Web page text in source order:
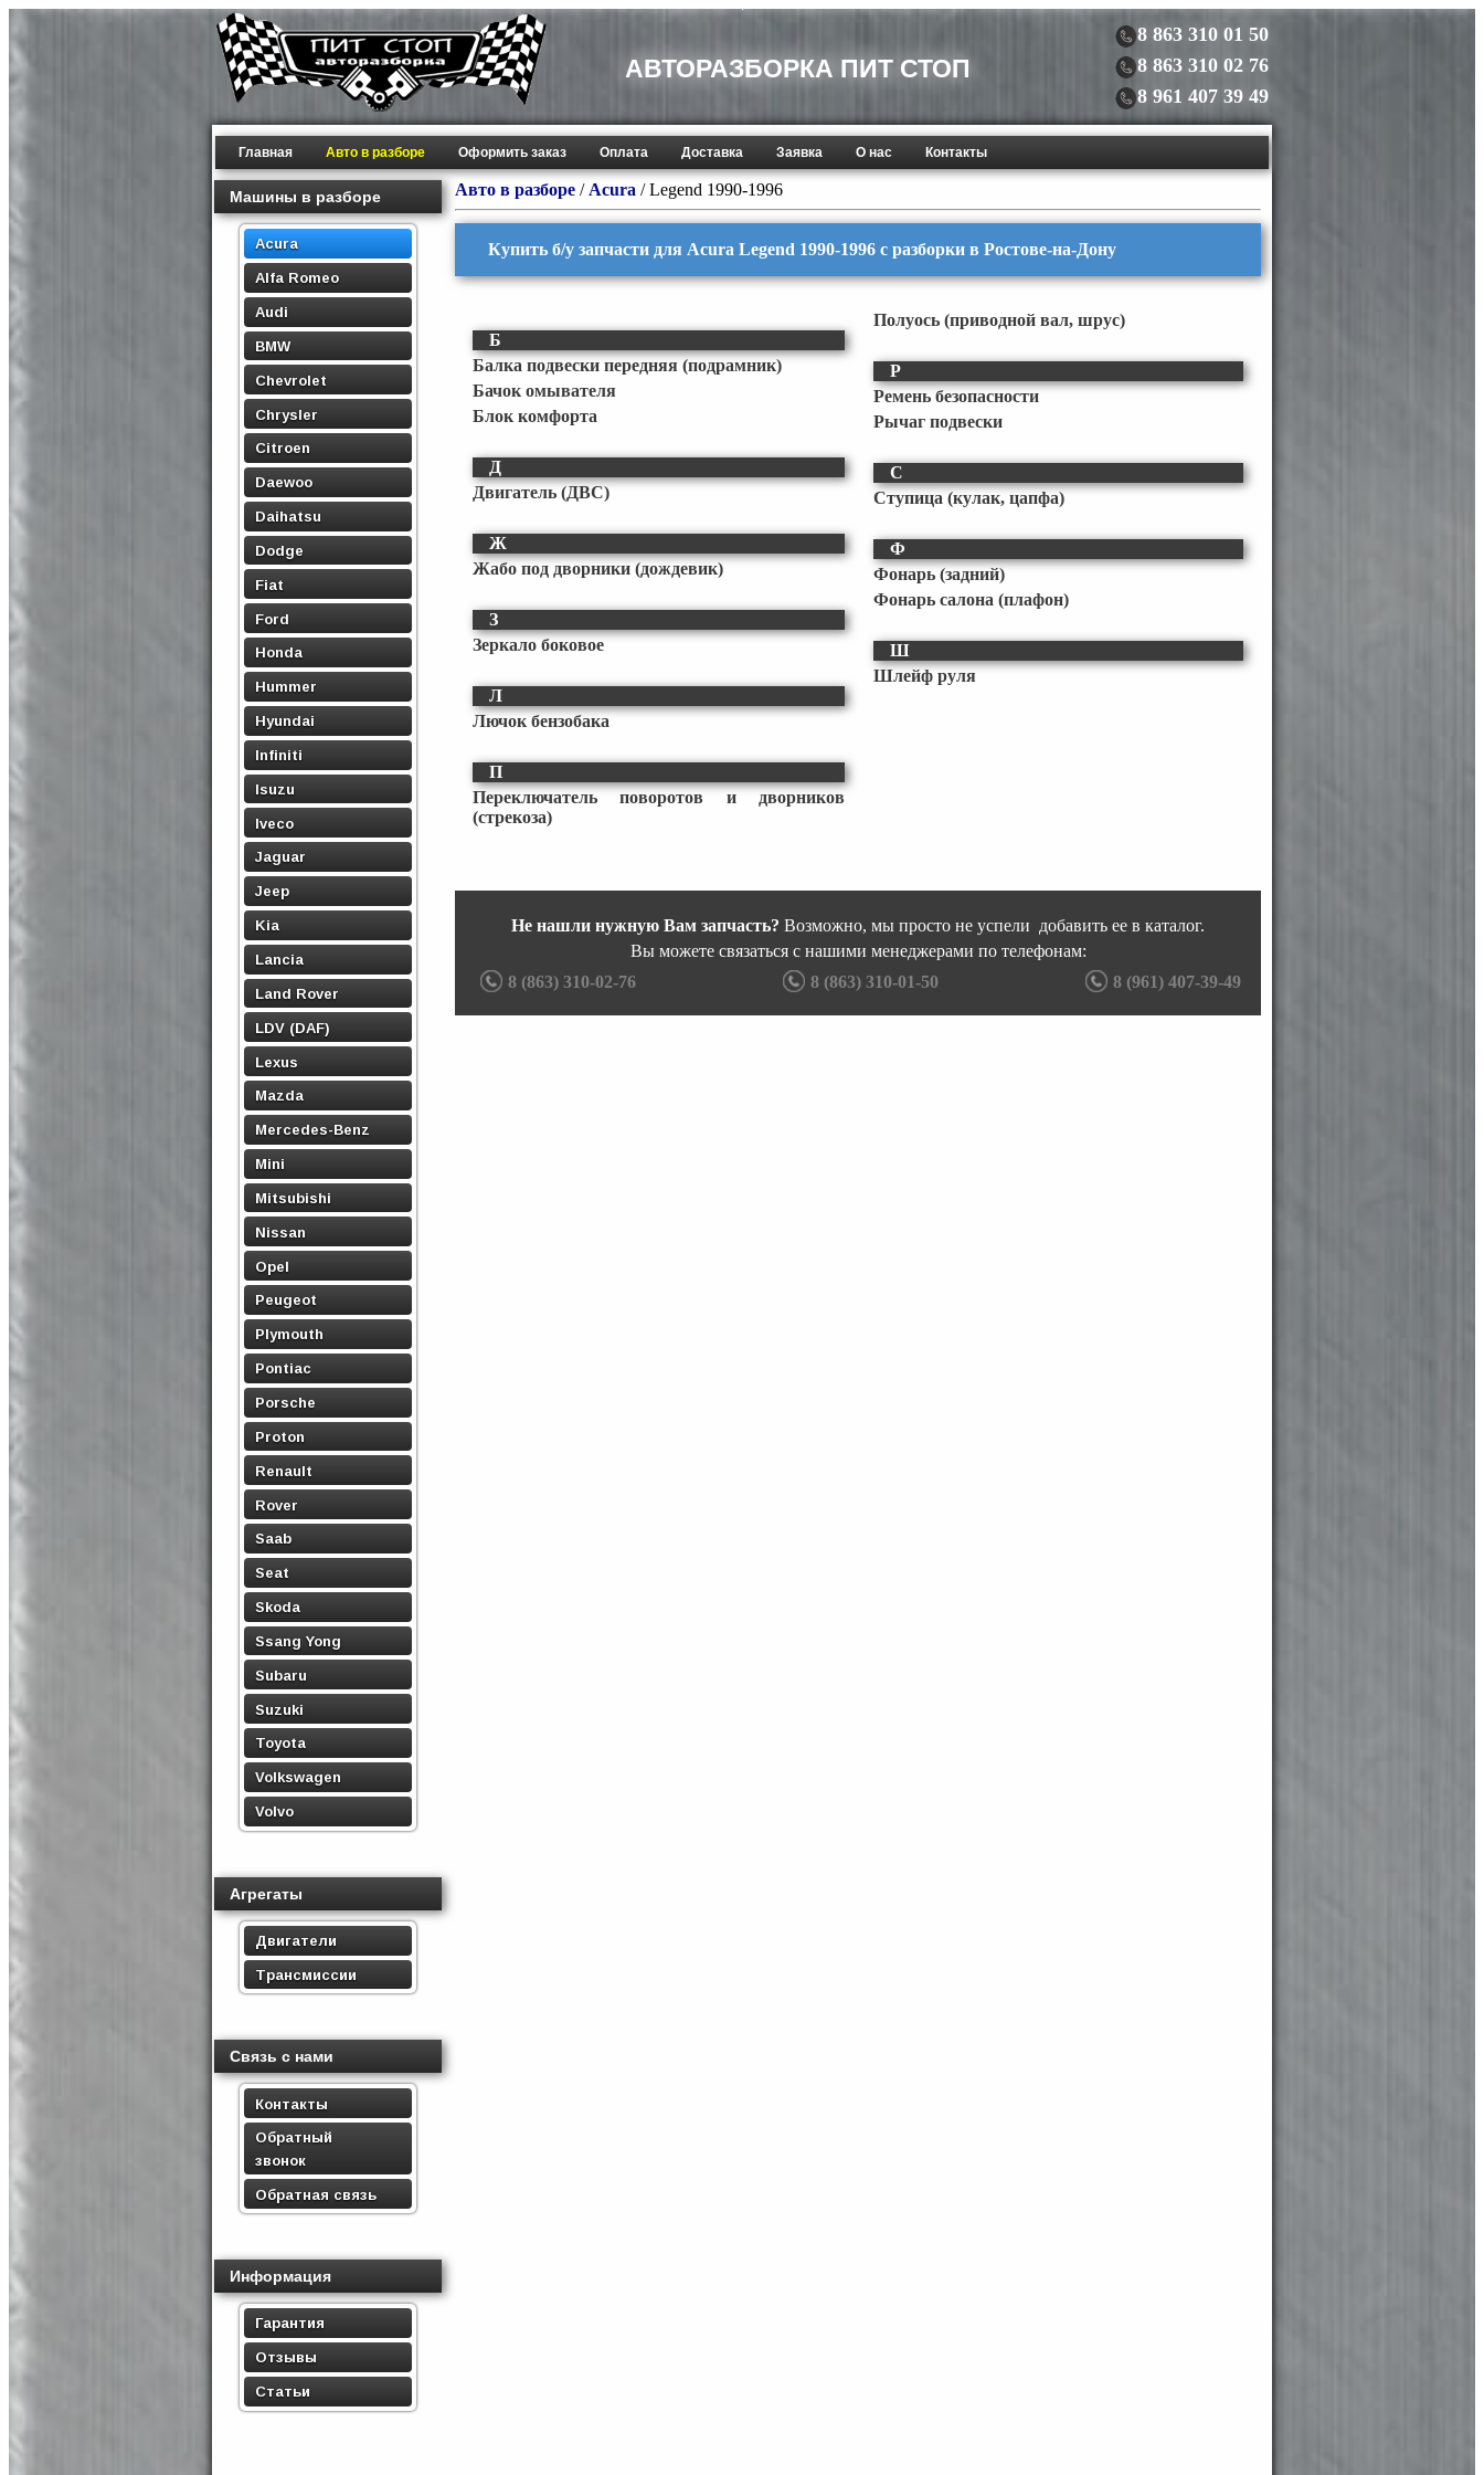
АВТОРАЗБОРКА ПИТ СТОП
8 863 310 01 50
8 863 310 02 76
8 961 407 39 49
Главная Авто в разборе Оформить заказ Оплата Доставка Заявка О нас Контакты
Машины в разборе
Acura
Alfa Romeo
Audi
BMW
Chevrolet
Chrysler
Citroen
Daewoo
Daihatsu
Dodge
Fiat
Ford
Honda
Hummer
Hyundai
Infiniti
Isuzu
Iveco
Jaguar
Jeep
Kia
Lancia
Land Rover
LDV (DAF)
Lexus
Mazda
Mercedes-Benz
Mini
Mitsubishi
Nissan
Opel
Peugeot
Plymouth
Pontiac
Porsche
Proton
Renault
Rover
Saab
Seat
Skoda
Ssang Yong
Subaru
Suzuki
Toyota
Volkswagen
Volvo
Агрегаты
Двигатели
Трансмиссии
Связь с нами
Контакты
Обратный
звонок
Обратная связь
Информация
Гарантия
Отзывы
Статьи
Авто в разборе / Acura /Legend 1990-1996
Купить б/у запчасти для Acura Legend 1990-1996 с разборки в Ростове-на-Дону
Б
Балка подвески передняя (подрамник)
Бачок омывателя
Блок комфорта
Д
Двигатель (ДВС)
Ж
Жабо под дворники (дождевик)
З
Зеркало боковое
Л
Лючок бензобака
П
Переключатель поворотов и дворников
(стрекоза)
Полуось (приводной вал, шрус)
Р
Ремень безопасности
Рычаг подвески
С
Ступица (кулак, цапфа)
Ф
Фонарь (задний)
Фонарь салона (плафон)
Ш
Шлейф руля
Не нашли нужную Вам запчасть? Возможно, мы просто не успели добавить ее в каталог.
Вы можете связаться с нашими менеджерами по телефонам:
8 (863) 310-02-76
8 (863) 310-01-50 8 (961) 407-39-49